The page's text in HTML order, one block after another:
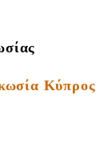
Κύπρος